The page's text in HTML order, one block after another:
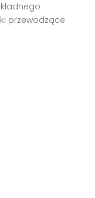
przewodzące